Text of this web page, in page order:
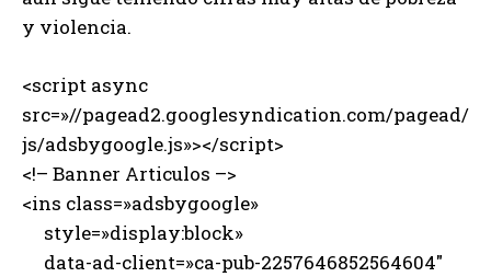
y violencia.
<script async
src=»//pagead2.googlesyndication.com/pagead/
js/adsbygoogle.js»></script>
<!– Banner Articulos –>
<ins class=»adsbygoogle»
style=»display:block»
data-ad-client=»ca-pub-2257646852564604″